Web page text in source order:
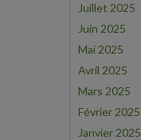
Juillet 2025
Juin 2025
Mai 2025
Avril 2025
Mars 2025
Février 2025
Janvier 2025